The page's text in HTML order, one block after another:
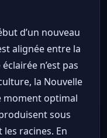
d’un nouveau
alignée entre la
n’est pas
la Nouvelle
moment optimal
sous
racines. En